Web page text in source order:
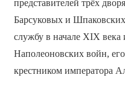
представителей трёх
Барсуковых и
службу в начале XIX века
Наполеоновских войн,
крестником императора